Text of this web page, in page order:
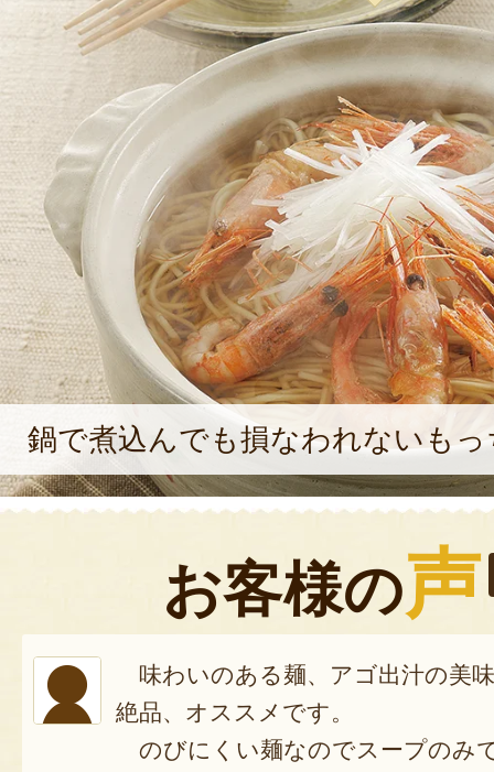
鍋で煮込んでも損なわれないもっ
お客様の声
味わいのある麺、アゴ出汁の美
絶品、オススメです。
のびにくい麺なのでスープのみ